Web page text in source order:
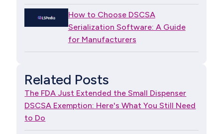
How to Choose DSCSA
Serialization Software: A Guide
for Manufacturers
Related Posts
The FDA Just Extended the Small Dispenser
DSCSA Exemption: Here's What You Still Need
to Do